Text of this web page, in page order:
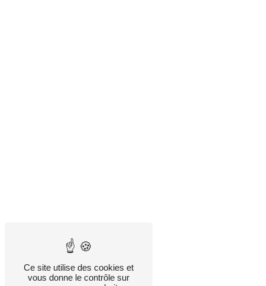
Ce site utilise des cookies et
vous donne le contrôle sur